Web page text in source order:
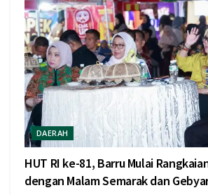
DAERAH
HUT RI ke-81, Barru Mulai
dengan Malam Semarak dan